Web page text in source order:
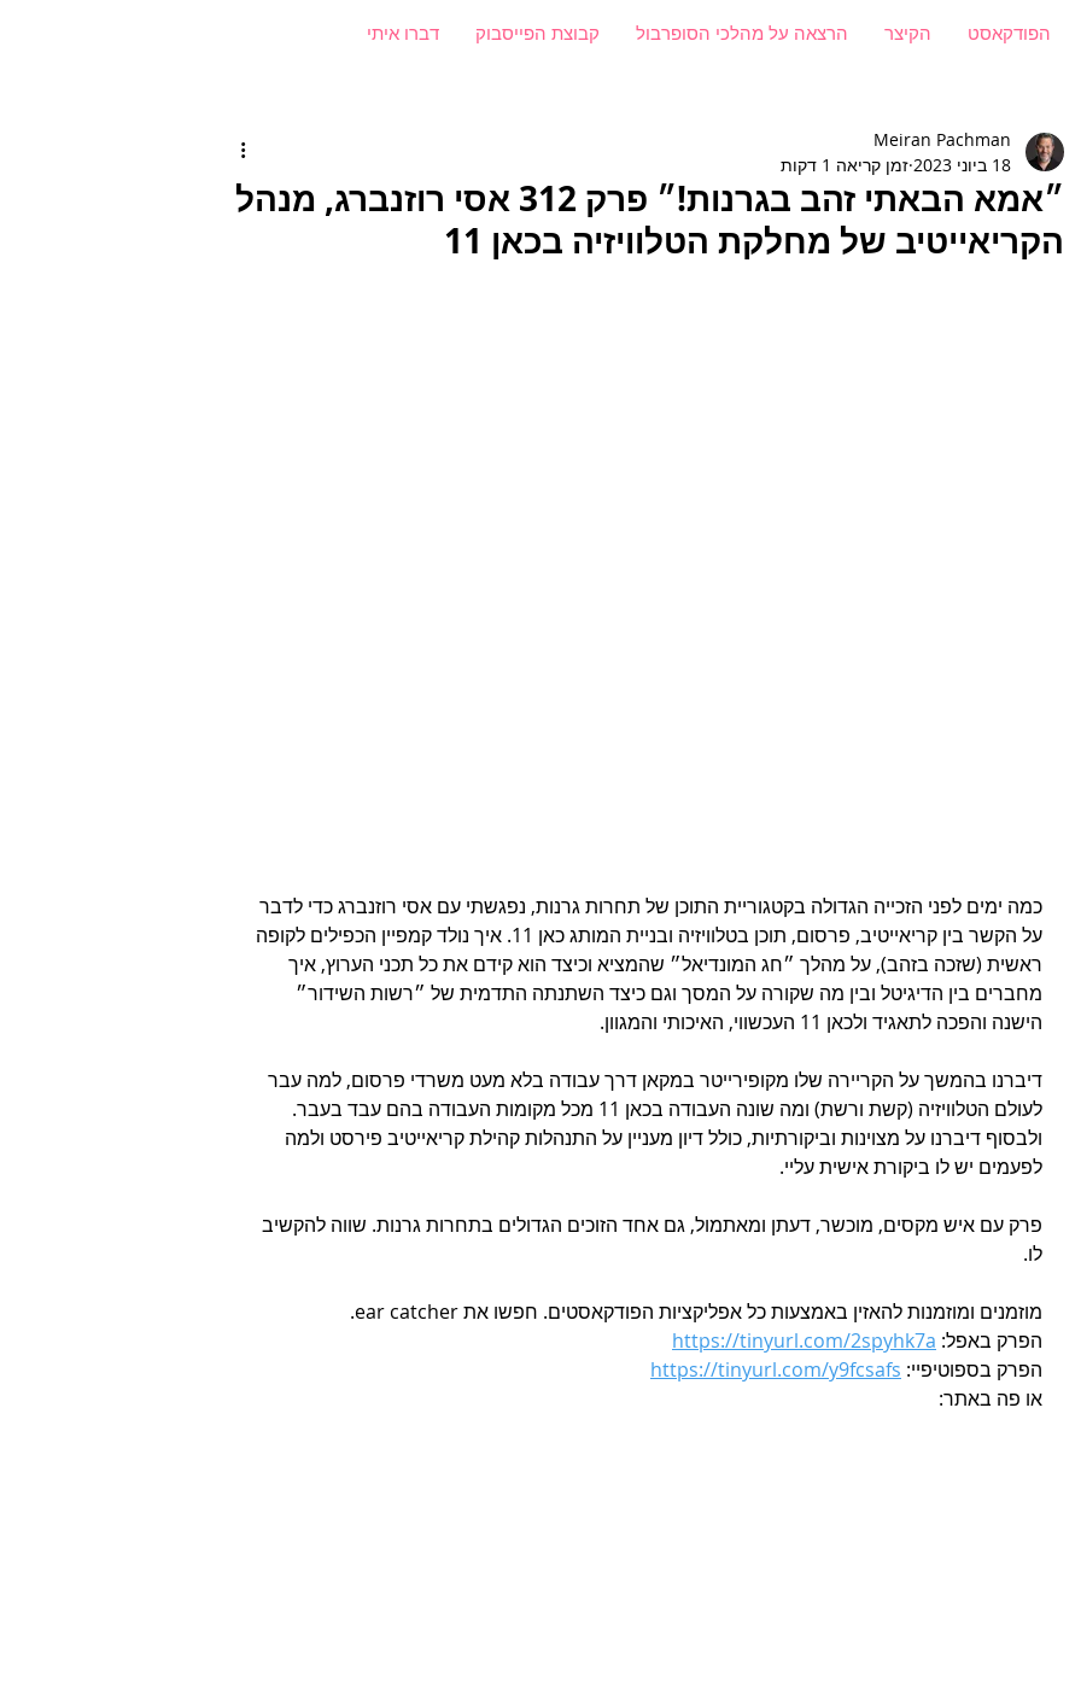
דברו איתי קבוצת הפייסבוק הרצאה על מהלכי הסופרבול הקיצר הפודקאסט
״אמא הבאתי זהב בגרנות!״ פרק 312 אסי רוזנברג, מנהל
הקריאייטיב של מחלקת הטלוויזיה בכאן 11
Meiran Pachman
18 ביוני 2023
זמן קריאה 1 דקות
כמה ימים לפני הזכייה הגדולה בקטגוריית התוכן של תחרות גרנות, נפגשתי עם אסי רוזנברג כדי לדבר
על הקשר בין קריאייטיב, פרסום, תוכן בטלוויזיה ובניית המותג כאן 11. איך נולד קמפיין הכפילים לקופה
ראשית (שזכה בזהב), על מהלך ״חג המונדיאל״ שהמציא וכיצד הוא קידם את כל תכני הערוץ, איך
מחברים בין הדיגיטל ובין מה שקורה על המסך וגם כיצד השתנתה התדמית של ״רשות השידור״
הישנה והפכה לתאגיד ולכאן 11 העכשווי, האיכותי והמגוון.
דיברנו בהמשך על הקריירה שלו מקופירייטר במקאן דרך עבודה בלא מעט משרדי פרסום, למה עבר
לעולם הטלוויזיה (קשת ורשת) ומה שונה העבודה בכאן 11 מכל מקומות העבודה בהם עבד בעבר.
ולבסוף דיברנו על מצוינות וביקורתיות, כולל דיון מעניין על התנהלות קהילת קריאייטיב פירסט ולמה
לפעמים יש לו ביקורת אישית עליי.
פרק עם איש מקסים, מוכשר, דעתן ומאתמול, גם אחד הזוכים הגדולים בתחרות גרנות. שווה להקשיב
לו.
מוזמנים ומוזמנות להאזין באמצעות כל אפליקציות הפודקאסטים. חפשו את ear catcher.
הפרק באפל: https://tinyurl.com/2spyhk7a
הפרק בספוטיפיי: https://tinyurl.com/y9fcsafs
או פה באתר: